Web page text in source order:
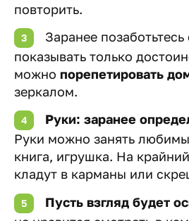
повторить.
Заранее
показывать только
можно порепетировать
зеркалом.
Руки: заранее
Руки можно занять
книга, игрушка. На
кладут в карманы или
Пусть взгляд будет